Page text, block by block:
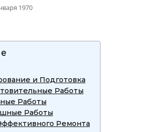
1970
и Подготовка
Работы
Работы
Работы
Ремонта